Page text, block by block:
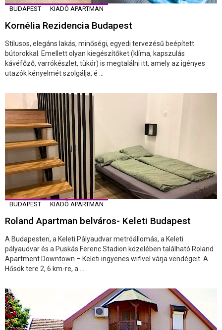
BUDAPEST KIADÓ APARTMAN
Kornélia Rezidencia Budapest
Stílusos, elegáns lakás, minőségi, egyedi tervezésű beépített
bútorokkal. Emellett olyan kiegészítőket (klíma, kapszulás
kávéfőző, varrókészlet, tükör) is megtalálni itt, amely az igényes
utazók kényelmét szolgálja, é ...
BUDAPEST KIADÓ APARTMAN
Roland Apartman belváros- Keleti Budapest
A Budapesten, a Keleti Pályaudvar metróállomás, a Keleti
pályaudvar és a Puskás Ferenc Stadion közelében található Roland
Apartment Downtown – Keleti ingyenes wifivel várja vendégeit. A
Hősök tere 2, 6 km-re, a ...